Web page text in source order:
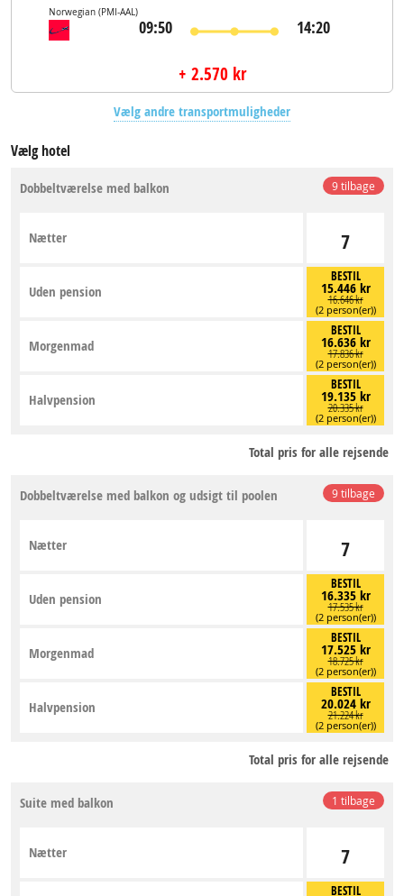
Norwegian (PMI-AAL)
09:50 14:20
+ 2.570 kr
Vælg andre transportmuligheder
Vælg hotel
9 tilbage
Dobbeltværelse med balkon
7
Nætter
BESTIL
15.446 kr
16.646 kr
(2 person(er))
Uden pension
BESTIL
16.636 kr
17.836 kr
(2 person(er))
Morgenmad
BESTIL
19.135 kr
20.335 kr
(2 person(er))
Halvpension
Total pris for alle rejsende
9 tilbage
Dobbeltværelse med balkon og udsigt til poolen
7
Nætter
BESTIL
16.335 kr
17.535 kr
(2 person(er))
Uden pension
BESTIL
17.525 kr
18.725 kr
(2 person(er))
Morgenmad
BESTIL
20.024 kr
21.224 kr
(2 person(er))
Halvpension
Total pris for alle rejsende
1 tilbage
Suite med balkon
7
Nætter
BESTIL